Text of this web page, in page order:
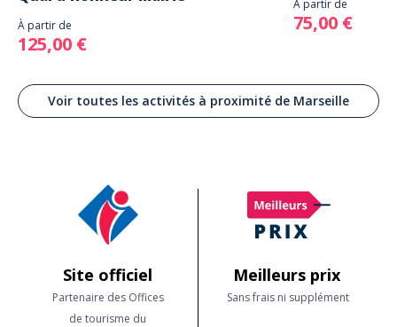
À partir de
125,00 €
À partir de
75,00 €
Voir toutes les activités à proximité de Marseille
Site officiel
Partenaire des Offices
de tourisme du
Meilleurs prix
Sans frais ni supplément